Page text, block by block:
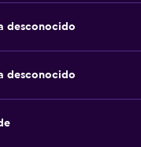
desconocido
desconocido